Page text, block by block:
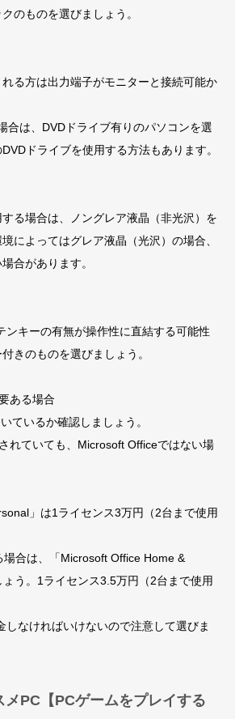
のものを選びましょう。
る方は出力端子がモニターと接続可能か
合は、DVDドライブ有りのパソコンを選
ドライブを使用する方法もあります。
る場合は、ノングレア液晶（非光沢）を
によってはグレア液晶（光沢）の場合、
合があります。
ンキーの有無が操作性に直結する可能性
きのものを選びましょう。
ある場合
ているか確認しましょう。
れていても、Microsoft Officeではない場
」は1ライセンス3万円（2台まで使用
場合は、「Microsoft Office Home &
う。1ライセンス3.5万円（2台まで使用
しなければいけないので注意して選びま
メPC【PCゲームをプレイする